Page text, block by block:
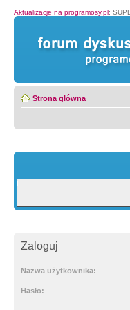
Aktualizacje na programosy.pl:
Strona główna
Zaloguj
Nazwa użytkownika:
Hasło: